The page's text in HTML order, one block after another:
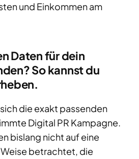
und Einkommen am
Daten für dein
So kannst du
die exakt passenden
Digital PR Kampagne.
bislang nicht auf eine
betrachtet, die